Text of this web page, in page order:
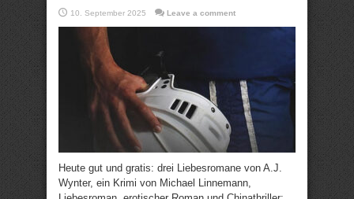
10. September 2025 Leave a comment
Heute gut und gratis: drei Liebesromane von A.J.
Wynter, ein Krimi von Michael Linnemann,